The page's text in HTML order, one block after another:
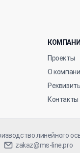
Проекты
О
Контакты
линейного
zakaz@ms-line.pro